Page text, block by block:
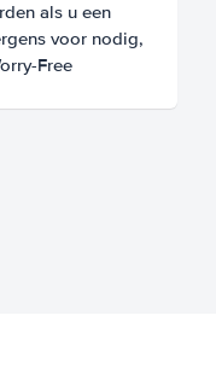
als u een
voor nodig,
Free